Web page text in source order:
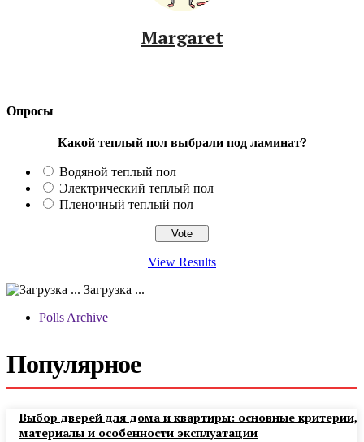
Margaret
Опросы
Какой теплый пол выбрали под ламинат?
Водяной теплый пол
Электрический теплый пол
Пленочный теплый пол
View Results
Загрузка ...
Polls Archive
Популярное
Выбор дверей для дома и квартиры: основные критерии,
материалы и особенности эксплуатации